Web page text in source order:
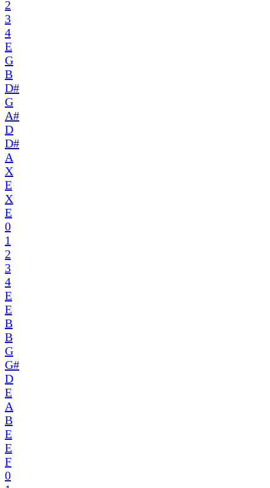
2
3
4
E
G
B
D#
G
A#
D
D#
A
X
E
X
E
0
1
2
3
4
E
E
B
B
G
G#
D
E
A
B
E
E
F
0